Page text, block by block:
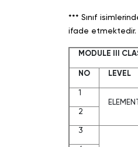
*** Sınıf
ifade etmektedir.
MODULE III
NO
LEVEL
1
2
3